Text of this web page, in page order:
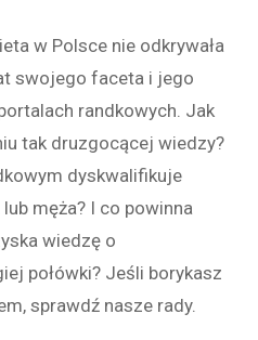
w Polsce nie odkrywała
swojego faceta i jego
randkowych. Jak
tak druzgocącej wiedzy?
dyskwalifikuje
męża? I co powinna
wiedzę o
połówki? Jeśli borykasz
sprawdź nasze rady.